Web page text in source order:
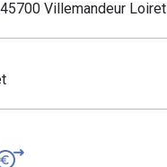
Villemandeur Loiret